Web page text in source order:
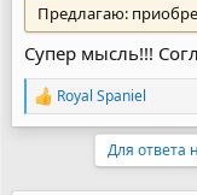
Предлагаю:
Супер мысль!!!
Р
е
Royal Spaniel
Для ответа